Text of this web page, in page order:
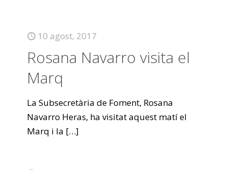
10 agost, 2017
Rosana Navarro visita el
Marq
La Subsecretària de Foment, Rosana
Navarro Heras, ha visitat aquest matí el
Marq i la […]